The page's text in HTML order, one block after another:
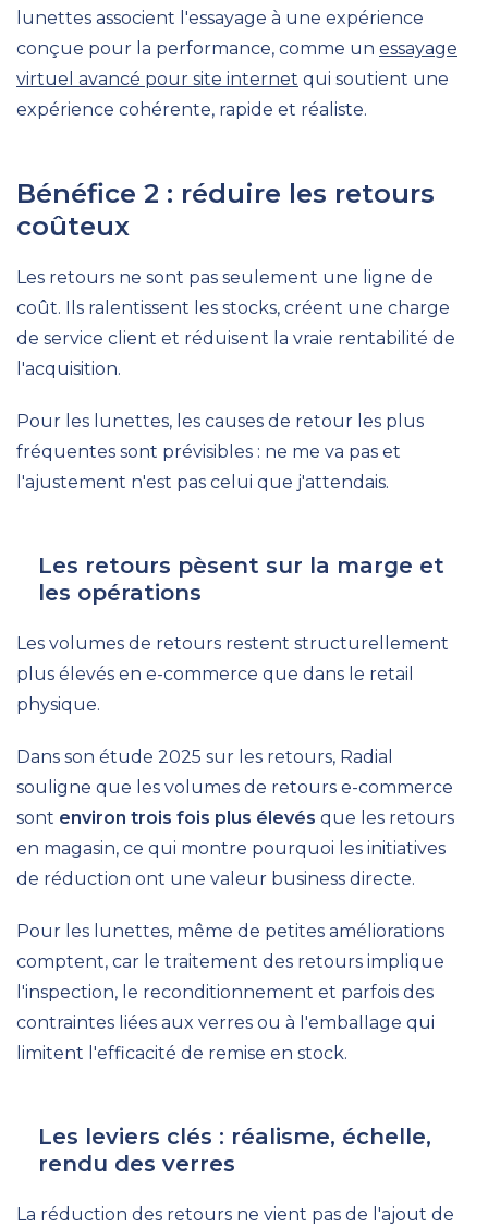
lunettes associent l'essayage à une expérience
conçue pour la performance, comme un essayage
virtuel avancé pour site internet qui soutient une
expérience cohérente, rapide et réaliste.
Bénéfice 2 : réduire les retours
coûteux
Les retours ne sont pas seulement une ligne de
coût. Ils ralentissent les stocks, créent une charge
de service client et réduisent la vraie rentabilité de
l'acquisition.
Pour les lunettes, les causes de retour les plus
fréquentes sont prévisibles : ne me va pas et
l'ajustement n'est pas celui que j'attendais.
Les retours pèsent sur la marge et
les opérations
Les volumes de retours restent structurellement
plus élevés en e-commerce que dans le retail
physique.
Dans son étude 2025 sur les retours, Radial
souligne que les volumes de retours e-commerce
sont environ trois fois plus élevés que les retours
en magasin, ce qui montre pourquoi les initiatives
de réduction ont une valeur business directe.
Pour les lunettes, même de petites améliorations
comptent, car le traitement des retours implique
l'inspection, le reconditionnement et parfois des
contraintes liées aux verres ou à l'emballage qui
limitent l'efficacité de remise en stock.
Les leviers clés : réalisme, échelle,
rendu des verres
La réduction des retours ne vient pas de l'ajout de